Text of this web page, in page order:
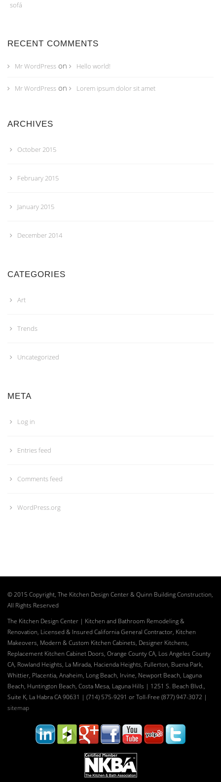
sofá
RECENT COMMENTS
Mr WordPress on Hello world!
Mr WordPress on Lorem ipsum dolor sit amet
ARCHIVES
October 2015
February 2015
January 2015
December 2014
CATEGORIES
Art
Trends
Uncategorized
META
Log in
Entries feed
Comments feed
WordPress.org
© 2015 Copyright, The Kitchen Design Center & Quinn Building Construction,
All Rights Reserved
The Kitchen Design Center | Kitchen and Bathroom Remodeling &
Renovation, Licensed & Insured California General Contractor, Kitchen
Makeovers, Modern & Custom Kitchen Cabinets, Designer Kitchens,
Replacement Kitchen Cabinet Doors, Orange County CA, Los Angeles County
CA, Rowland Heights, La Mirada, Hacienda Heights, Fullerton, Buena Park,
Whittier, Placentia, Anaheim, Long Beach, Irvine, Newport Beach, Laguna
Beach, Huntington Beach, Costa Mesa, Laguna Hills | 1251 S. Beach Blvd.,
Suite K, La Habra CA 90631 | (714) 575-9291 or Toll-Free (877) 947-3072 |
sitemap